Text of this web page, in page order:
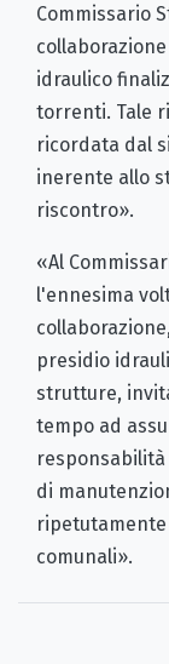
Commissario
idraulico
torrenti. Tale
ricordata dal
inerente allo
riscontro».
«Al
l'ennesima
presidio
strutture,
tempo ad
di
comunali».